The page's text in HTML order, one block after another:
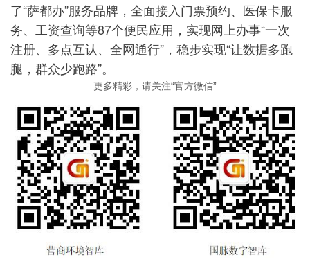
了“萨都办”服务品牌，全面接入门票预约、医保卡服
务、工资查询等87个便民应用，实现网上办事“一次
注册、多点互认、全网通行”，稳步实现“让数据多跑
腿，群众少跑路”。
更多精彩，请关注“官方微信”